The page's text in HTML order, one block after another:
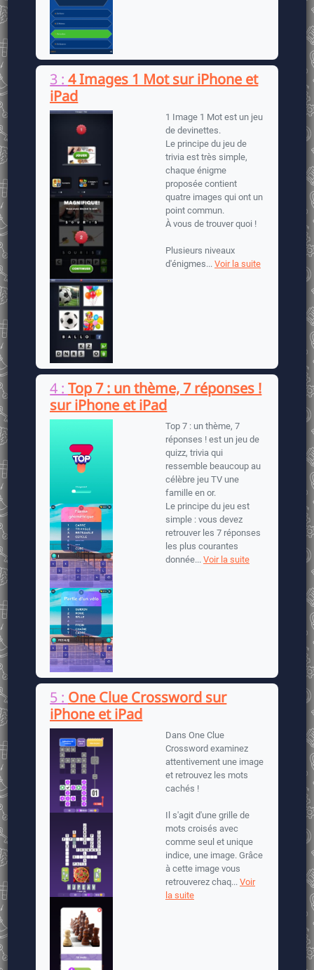
3 :4 Images 1 Mot sur iPhone et
iPad
1 Image 1 Mot est un jeu
de devinettes.
Le principe du jeu de
trivia est très simple,
chaque énigme
proposée contient
quatre images qui ont un
point commun.
À vous de trouver quoi !
Plusieurs niveaux
d'énigmes... Voir la suite
4 :Top 7 : un thème, 7 réponses !
sur iPhone et iPad
Top 7 : un thème, 7
réponses ! est un jeu de
quizz, trivia qui
ressemble beaucoup au
célèbre jeu TV une
famille en or.
Le principe du jeu est
simple : vous devez
retrouver les 7 réponses
les plus courantes
donnée... Voir la suite
5 : One Clue Crossword sur
iPhone et iPad
Dans One Clue
Crossword examinez
attentivement une image
et retrouvez les mots
cachés !
Il s'agit d'une grille de
mots croisés avec
comme seul et unique
indice, une image. Grâce
à cette image vous
retrouverez chaq... Voir
la suite